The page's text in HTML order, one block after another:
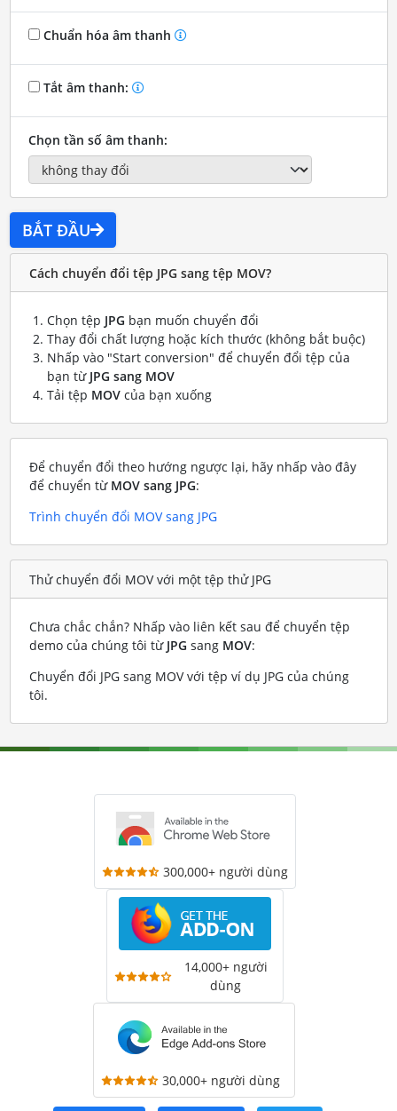
Chuẩn hóa âm thanh
Tắt âm thanh:
Chọn tần số âm thanh:
BẮT ĐẦU
Cách chuyển đổi tệp JPG sang tệp MOV?
Chọn tệp JPG bạn muốn chuyển đổi
Thay đổi chất lượng hoặc kích thước (không bắt buộc)
Nhấp vào "Start conversion" để chuyển đổi tệp của
bạn từ JPG sang MOV
Tải tệp MOVcủa bạn xuống
Để chuyển đổi theo hướng ngược lại, hãy nhấp vào đây
để chuyển từ MOV sang JPG:
Trình chuyển đổi MOV sang JPG
Thử chuyển đổi MOV với một tệp thử JPG
Chưa chắc chắn? Nhấp vào liên kết sau để chuyển tệp
demo của chúng tôi từ JPG sang MOV:
Chuyển đổi JPG sang MOV với tệp ví dụ JPG của chúng
tôi.
300,000+ người dùng
14,000+ người
dùng
30,000+ người dùng